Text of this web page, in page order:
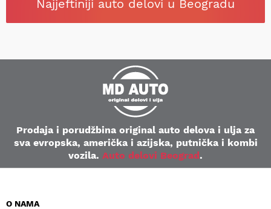
Najjeftiniji auto delovi u Beogradu
Prodaja i porudžbina original auto delova i ulja za
sva evropska, američka i azijska, putnička i kombi
vozila. Auto delovi Beograd.
O NAMA